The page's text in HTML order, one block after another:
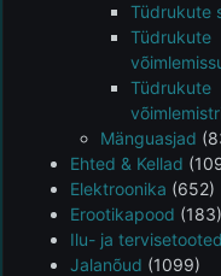
Tüdrukute
Tüdrukute
Tüdrukute
Mänguasjad
Ehted & Kellad
Elektroonika (652)
Erootikapood (183)
Ilu- ja tervisetooted
Jalanõud (1099)